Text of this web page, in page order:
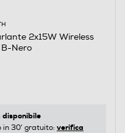
2x15W Wireless
Nero
disponibile
in 30' gratuito: verifica